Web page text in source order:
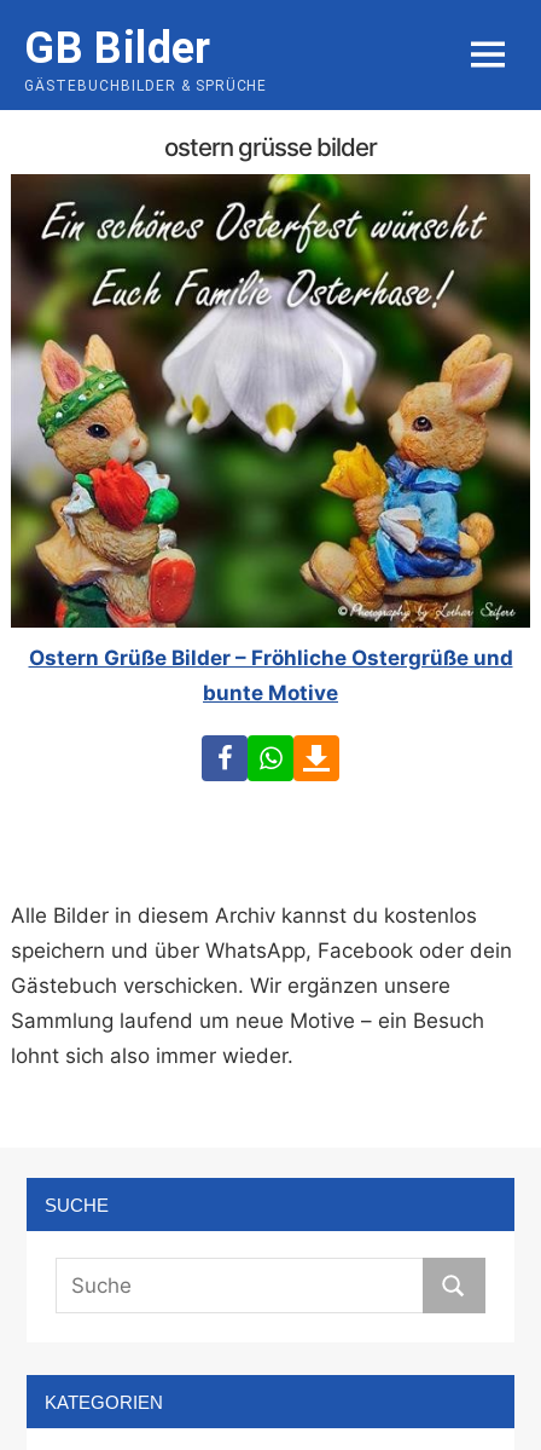
content
GB Bilder
GÄSTEBUCHBILDER & SPRÜCHE
MENU
ostern grüsse bilder
Ostern Grüße Bilder – Fröhliche Ostergrüße und
bunte Motive
FacebookWhatsApp
Alle Bilder in diesem Archiv kannst du kostenlos
speichern und über WhatsApp, Facebook oder dein
Gästebuch verschicken. Wir ergänzen unsere
Sammlung laufend um neue Motive – ein Besuch
lohnt sich also immer wieder.
SUCHE
KATEGORIEN